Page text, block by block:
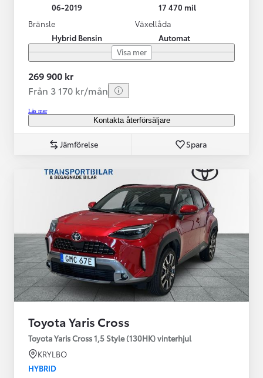
06-2019
17 470 mil
Bränsle
Hybrid Bensin
Växellåda
Automat
Visa mer
269 900 kr
Från 3 170 kr/mån
Läs mer
Kontakta återförsäljare
Jämförelse Spara
Toyota Yaris Cross
Toyota Yaris Cross 1,5 Style (130HK) vinterhjul
KRYLBO
HYBRID